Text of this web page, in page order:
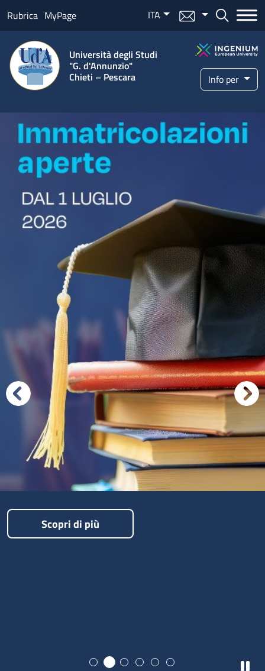
Salta al contenuto principale
Rubrica MyPage ITA Menu mail Bottone
Università degli Studi
"G. d'Annunzio"
Chieti – Pescara Info per
Home
Scopri di più